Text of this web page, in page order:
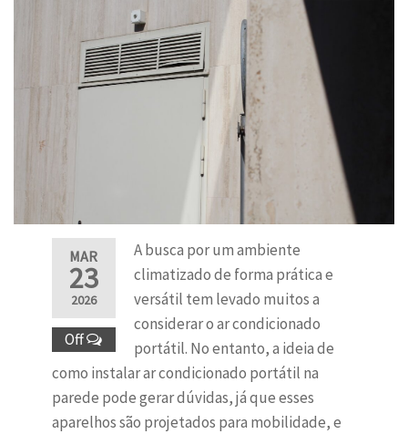
MAR
23
2026
Off
A busca por um ambiente
climatizado de forma prática e
versátil tem levado muitos a
considerar o ar condicionado
portátil. No entanto, a ideia de
como instalar ar condicionado portátil na
parede pode gerar dúvidas, já que esses
aparelhos são projetados para mobilidade, e